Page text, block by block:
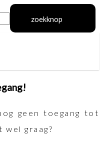
zoekknop
geen toegang tot
graag?